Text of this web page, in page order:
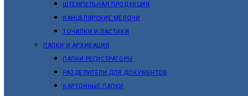
ШТЕМПЕЛЬНАЯ ПРОДУКЦИЯ
КАНЦЕЛЯРСКИЕ МЕЛОЧИ
ТОЧИЛКИ И ЛАСТИКИ
ПАПКИ И АРХИВАЦИЯ
ПАПКИ РЕГИСТРАТОРЫ
РАЗДЕЛИТЕЛИ ДЛЯ ДОКУМЕНТОВ
КАРТОННЫЕ ПАПКИ